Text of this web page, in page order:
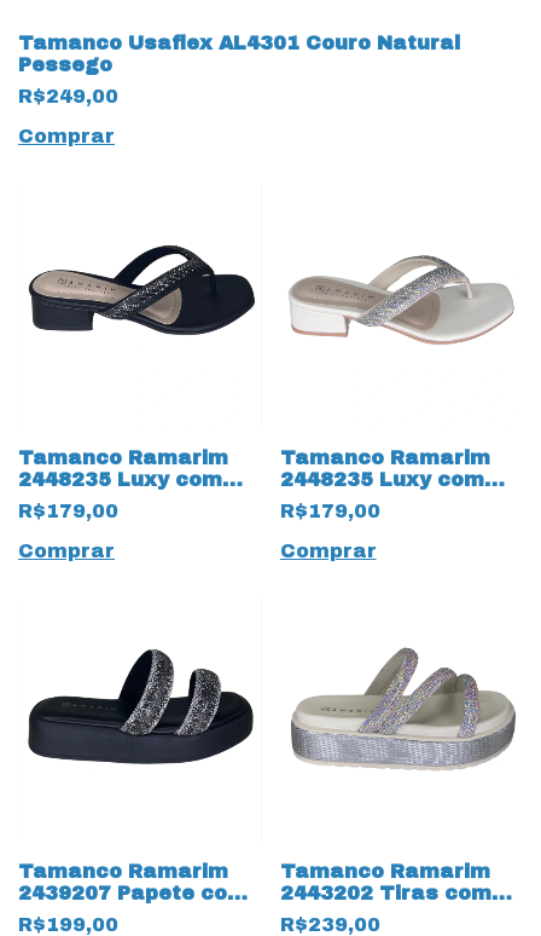
Tamanco Usaflex AL4301 Couro Natural
Pessego
R$249,00
Comprar
Tamanco Ramarim
2448235 Luxy com
Strass Preto
R$179,00
Comprar
Tamanco Ramarim
2448235 Luxy com
Strass Off White
R$179,00
Comprar
Tamanco Ramarim
2439207 Papete com
Strass Preto
R$199,00
Tamanco Ramarim
2443202 Tiras com
Strass Off White
R$239,00